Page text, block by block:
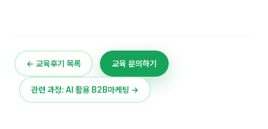
조은아
진나하
최지혜
← 교육후기 목록 교육 문의하기
관련 과정: AI 활용 B2B마케팅 →